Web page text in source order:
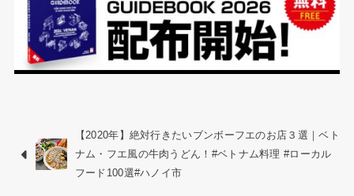
【2020年】絶対行きたいブンボーフエのお店３選｜ベト
ナム・フエ風の牛肉うどん！#ベトナム料理 #ローカル
フード100選#ハノイ市